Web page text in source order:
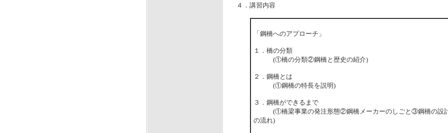
４．講習内容
「鋼橋へのアプローチ」
１．橋の分類
(①橋の分類②鋼橋と歴史の紹介)
２．鋼橋とは
(①鋼橋の特長を説明)
３．鋼橋ができるまで
(①橋梁事業の発注形態②鋼橋メーカーのしごと③鋼橋の設
の流れ)